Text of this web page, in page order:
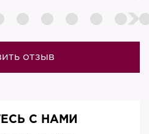
отзыв
С НАМИ